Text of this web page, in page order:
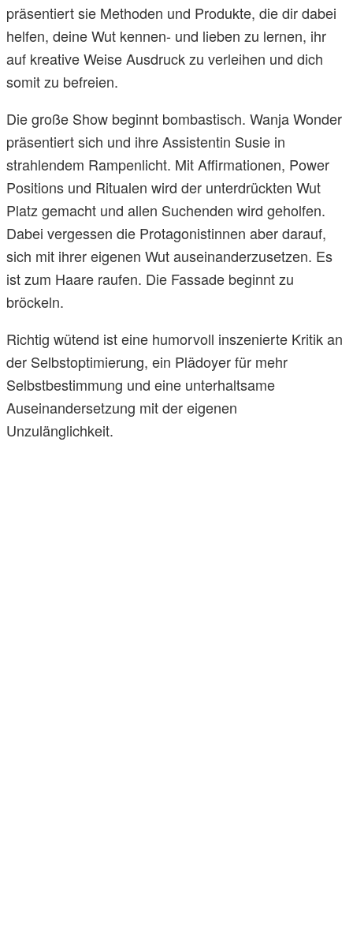
präsentiert sie Methoden und Produkte, die dir dabei
helfen, deine Wut kennen- und lieben zu lernen, ihr
auf kreative Weise Ausdruck zu verleihen und dich
somit zu befreien.
Die große Show beginnt bombastisch. Wanja Wonder
präsentiert sich und ihre Assistentin Susie in
strahlendem Rampenlicht. Mit Affirmationen, Power
Positions und Ritualen wird der unterdrückten Wut
Platz gemacht und allen Suchenden wird geholfen.
Dabei vergessen die Protagonistinnen aber darauf,
sich mit ihrer eigenen Wut auseinanderzusetzen. Es
ist zum Haare raufen. Die Fassade beginnt zu
bröckeln.
Richtig wütend ist eine humorvoll inszenierte Kritik an
der Selbstoptimierung, ein Plädoyer für mehr
Selbstbestimmung und eine unterhaltsame
Auseinandersetzung mit der eigenen
Unzulänglichkeit.